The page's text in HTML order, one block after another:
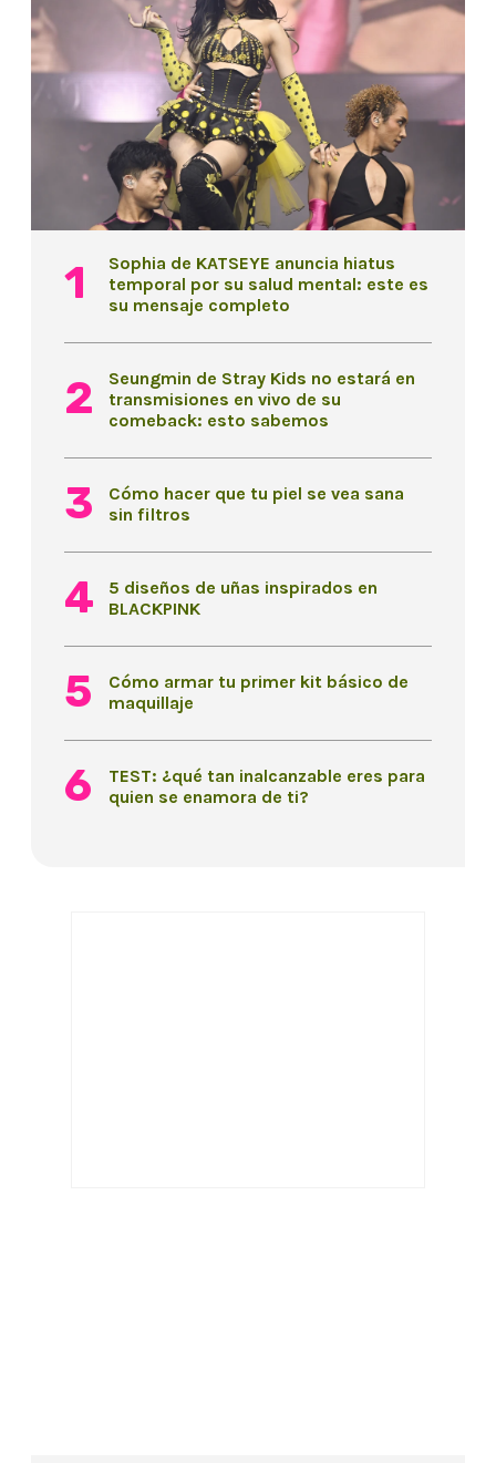
Sophia de KATSEYE anuncia hiatus
temporal por su salud mental: este es
su mensaje completo
Seungmin de Stray Kids no estará en
transmisiones en vivo de su
comeback: esto sabemos
Cómo hacer que tu piel se vea sana
sin filtros
5 diseños de uñas inspirados en
BLACKPINK
Cómo armar tu primer kit básico de
maquillaje
TEST: ¿qué tan inalcanzable eres para
quien se enamora de ti?